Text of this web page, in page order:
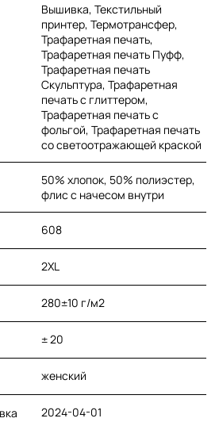
Вышивка, Текстильный
принтер, Термотрансфер,
Трафаретная печать,
Трафаретная печать Пуфф,
Трафаретная печать
Скульптура, Трафаретная
печать с глиттером,
Трафаретная печать с
фольгой, Трафаретная печать
со светоотражающей краской
50% хлопок, 50% полиэстер,
флис с начесом внутри
608
2XL
280±10 г/м2
± 20
женский
2024-04-01